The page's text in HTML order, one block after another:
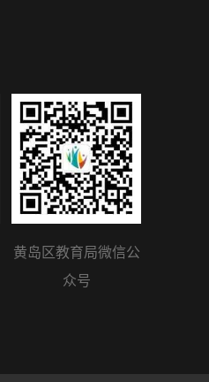
黄岛区教育局微信公
众号